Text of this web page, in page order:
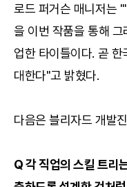
로드 퍼거슨 매니저는
을 이번 작품을 통해
업한 타이틀이다. 곧
대한다"고 밝혔다.
다음은 블리자드 개발
Q 각 직업의 스킬 트리